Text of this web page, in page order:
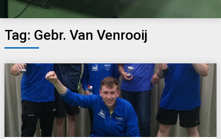
Tag: Gebr. Van Venrooij